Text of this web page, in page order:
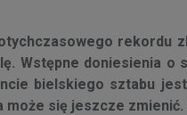
rekordu
Wstępne doniesienia o
bielskiego sztabu
się jeszcze